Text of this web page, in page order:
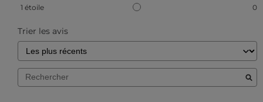
1 étoile 0
Trier les avis